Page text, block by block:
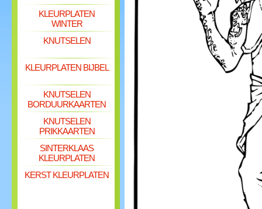
KLEURPLATEN
WINTER
KNUTSELEN
KLEURPLATEN BIJBEL
KNUTSELEN
BORDUURKAARTEN
KNUTSELEN
PRIKKAARTEN
SINTERKLAAS
KLEURPLATEN
KERST KLEURPLATEN